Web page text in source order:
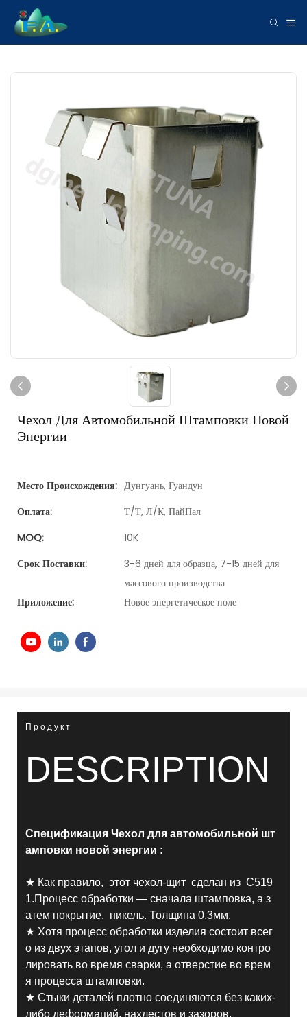
Чехол Для Автомобильной Штамповки Новой
Энергии
Место Происхождения: Дунгуань, Гуандун
Оплата:
Т/Т, Л/К, ПайПал
MOQ:
10K
Срок Поставки:
3-6 дней для образца, 7-15 дней для
массового производства
Приложение:
Новое энергетическое поле
Продукт
DESCRIPTION
Спецификация Чехол для автомобильной шт
амповки новой энергии :
★ Как правило, этот чехол-щит сделан из C519
1.Процесс обработки — сначала штамповка, а з
атем покрытие. никель. Толщина 0,3мм.
★ Хотя процесс обработки изделия состоит всег
о из двух этапов, угол и дугу необходимо контро
лировать во время сварки, а отверстие во врем
я процесса штамповки.
★ Стыки деталей плотно соединяются без каких-
либо деформаций, нахлестов и зазоров.